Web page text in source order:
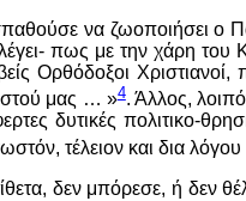
να ζωοποιήσει ο
πως με την χάρη του
Ορθόδοξοι
μας … »4. Άλλος,
δυτικές πολιτικο-
τέλειον και δια
δεν μπόρεσε, ή δεν